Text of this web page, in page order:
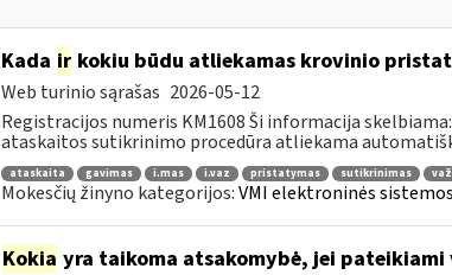
Kada irkokiu būdu atliekamas krovinio
Web turinio sąrašas 2026-05-12
Registracijos numeris KM1608 Ši informacija
ataskaitos sutikrinimo procedūra atliekama
ataskaita gavimas i.mas i.vaz pristatymas sutikrinimas
Mokesčių žinyno kategorijos:VMI elektroninės sistemos
Kokia yra taikoma atsakomybė, jei